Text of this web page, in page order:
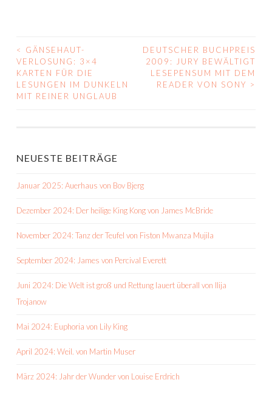
BEITRAGS-
NAVIGATION
<
GÄNSEHAUT-
VERLOSUNG: 3×4
KARTEN FÜR DIE
LESUNGEN IM DUNKELN
MIT REINER UNGLAUB
DEUTSCHER BUCHPREIS
2009: JURY BEWÄLTIGT
LESEPENSUM MIT DEM
READER VON SONY >
NEUESTE BEITRÄGE
Januar 2025: Auerhaus von Bov Bjerg
Dezember 2024: Der heilige King Kong von James McBride
November 2024: Tanz der Teufel von Fiston Mwanza Mujila
September 2024: James von Percival Everett
Juni 2024: Die Welt ist groß und Rettung lauert überall von Ilija
Trojanow
Mai 2024: Euphoria von Lily King
April 2024: Weil. von Martin Muser
März 2024: Jahr der Wunder von Louise Erdrich